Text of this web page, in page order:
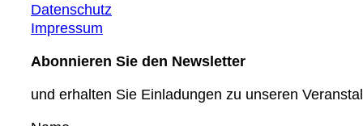
Datenschutz
Impressum
Abonnieren Sie den Newsletter
und erhalten Sie Einladungen zu unseren